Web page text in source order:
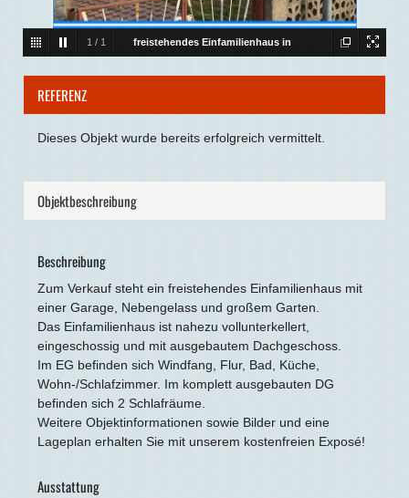
1 / 1 freistehendes Einfamilienhaus in
REFERENZ
Dieses Objekt wurde bereits erfolgreich vermittelt.
Objekt­beschreibung
Beschreibung
Zum Verkauf steht ein freistehendes Einfamilienhaus mit
einer Garage, Nebengelass und großem Garten.
Das Einfamilienhaus ist nahezu vollunterkellert,
eingeschossig und mit ausgebautem Dachgeschoss.
Im EG befinden sich Windfang, Flur, Bad, Küche,
Wohn-/Schlafzimmer. Im komplett ausgebauten DG
befinden sich 2 Schlafräume.
Weitere Objektinformationen sowie Bilder und eine
Lageplan erhalten Sie mit unserem kostenfreien Exposé!
Ausstattung